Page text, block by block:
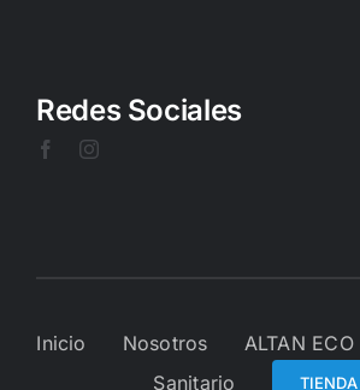
Redes Sociales
Inicio Nosotros ALTAN ECO
Sanitario
TIENDA